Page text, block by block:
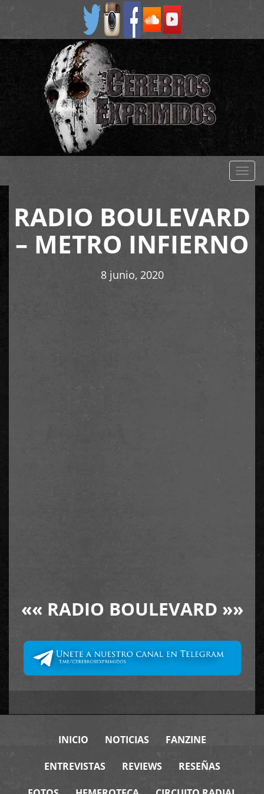
RADIO BOULEVARD
– METRO INFIERNO
8 junio, 2020
«« RADIO BOULEVARD »»
INICIO NOTICIAS FANZINE
ENTREVISTAS REVIEWS RESEÑAS